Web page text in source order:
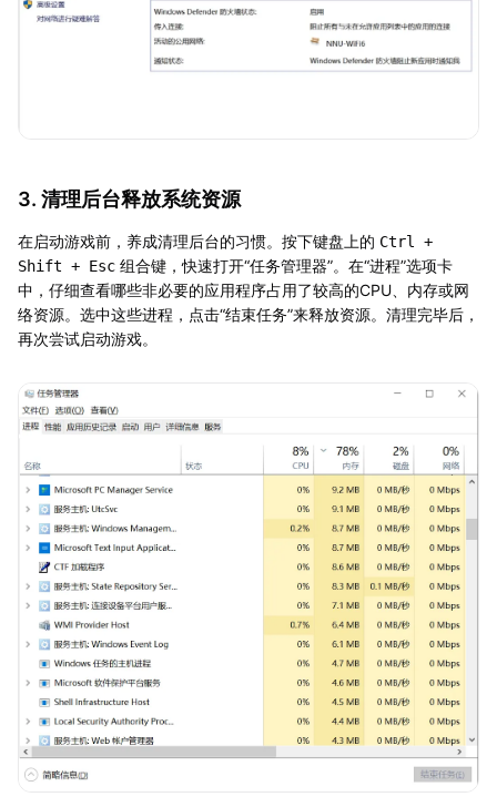
3. 清理后台释放系统资源
在启动游戏前，养成清理后台的习惯。按下键盘上的 Ctrl +
Shift + Esc 组合键，快速打开“任务管理器”。在“进程”选项卡
中，仔细查看哪些非必要的应用程序占用了较高的CPU、内存或网
络资源。选中这些进程，点击“结束任务”来释放资源。清理完毕后，
再次尝试启动游戏。